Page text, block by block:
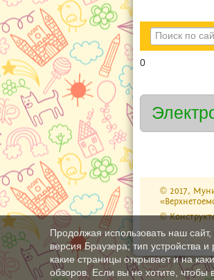
0
© 2017,
©
Продолжая использовать наш
версия Браузера; тип устройства
какие страницы открывает и на
обзоров. Если вы не хотите, чтобы